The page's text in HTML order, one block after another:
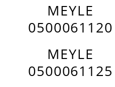
MEYLE
0500061120
MEYLE
0500061125